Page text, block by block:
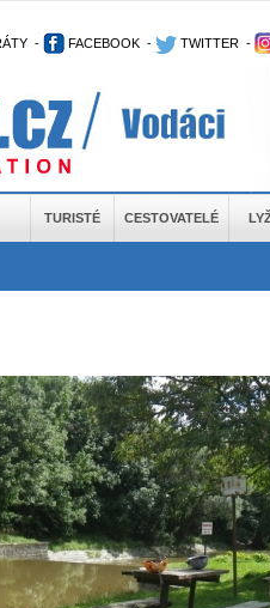
- FACEBOOK - TWITTER -
TURISTÉ CESTOVATELÉ